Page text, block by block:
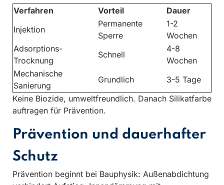
Verfahren Vorteil
Dauer
Injektion
Permanente
Sperre
1-2
Wochen
Adsorptions-
Trocknung
Schnell
4-8
Wochen
Mechanische
Sanierung
Grundlich
3-5 Tage
Keine Biozide, umweltfreundlich. Danach Silikatfarbe
auftragen für Prävention.
Prävention und dauerhafter
Schutz
Prävention beginnt bei Bauphysik: Außenabdichtung